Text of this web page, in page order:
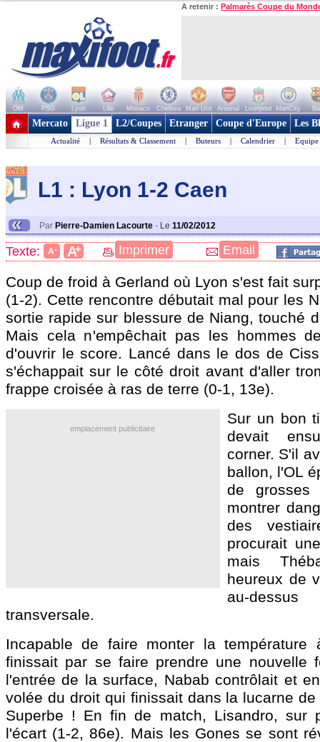
A retenir : Palmarès Coupe du
OM PSG Lyon Lille Monaco Chelsea Man Utd Arsenal Liverpool ManCity
+ de clubs
Mercato Ligue 1 L2/Coupes Etranger Coupe d'Europe Les
Actualité | Résultats & Classement | Buteurs | Calendrier | Equipe
L1 : Lyon 1-2 Caen
« Par Pierre-Damien Lacourte - Le 11/02/2012
Texte: A- A+ Imprimer Email
Coup de froid à Gerland où Lyon s'est fait
(1-2). Cette rencontre débutait mal pour les
sortie rapide sur blessure de Niang, touché
Mais cela n'empêchait pas les hommes
d'ouvrir le score. Lancé dans le dos de
s'échappait sur le côté droit avant d'aller
frappe croisée à ras de terre (0-1, 13e).
emplacement publicitaire
Sur un bon
devait
corner. S'il
ballon, l'OL
de grosses
montrer
des
procurait
mais
heureux de
au-
transversale.
Incapable de faire monter la température
finissait par se faire prendre une nouvelle
l'entrée de la surface, Nabab contrôlait et
volée du droit qui finissait dans la lucarne
Superbe ! En fin de match, Lisandro, sur
l'écart (1-2, 86e). Mais les Gones se sont